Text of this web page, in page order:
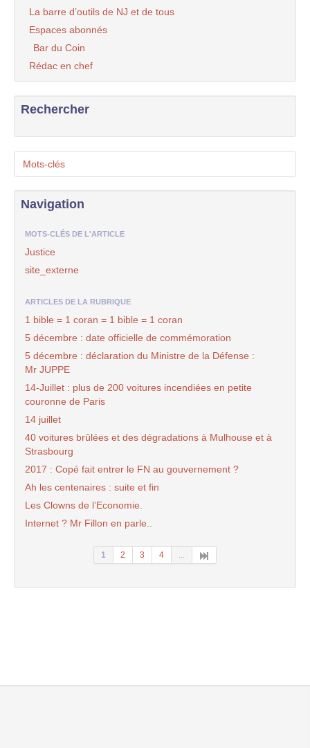
La barre d’outils de NJ et de tous
Espaces abonnés
Bar du Coin
Rédac en chef
Rechercher
Mots-clés
Navigation
MOTS-CLÉS DE L'ARTICLE
Justice
site_externe
ARTICLES DE LA RUBRIQUE
1 bible = 1 coran = 1 bible = 1 coran
5 décembre : date officielle de commémoration
5 décembre : déclaration du Ministre de la Défense :
Mr JUPPE
14-Juillet : plus de 200 voitures incendiées en petite
couronne de Paris
14 juillet
40 voitures brûlées et des dégradations à Mulhouse et à
Strasbourg
2017 : Copé fait entrer le FN au gouvernement ?
Ah les centenaires : suite et fin
Les Clowns de l’Economie.
Internet ? Mr Fillon en parle..
1 2 3 4 ...